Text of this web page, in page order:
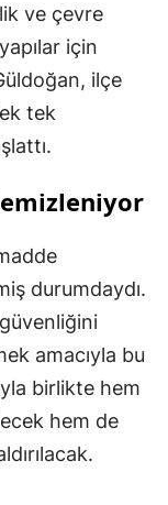
ve çevre
için
ilçe
tek
durumdaydı.
amacıyla bu
birlikte hem
hem de